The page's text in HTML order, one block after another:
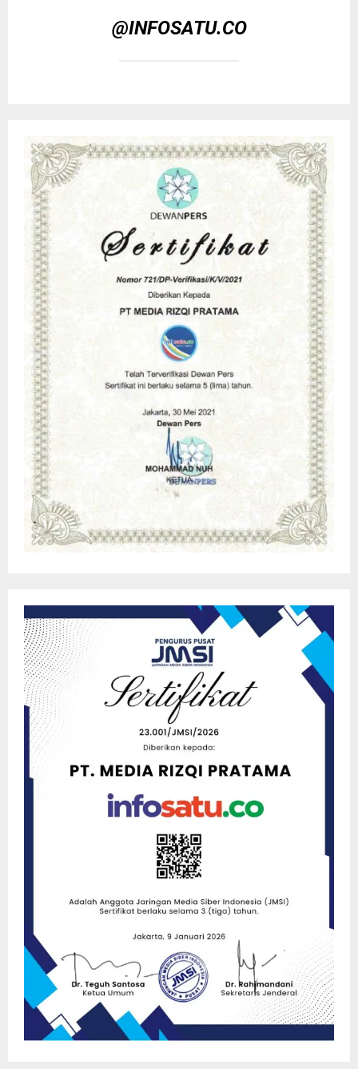
@INFOSATU.CO